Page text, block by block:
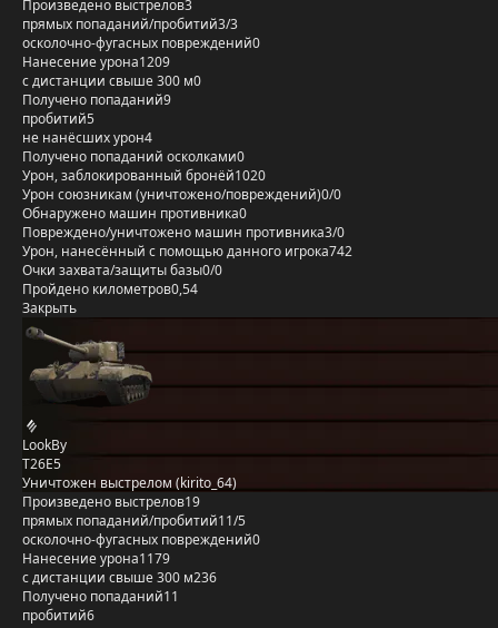
Произведено выстрелов3
прямых попаданий/пробитий3/3
осколочно-фугасных повреждений0
Нанесение урона1209
с дистанции свыше 300 м0
Получено попаданий9
пробитий5
не нанёсших урон4
Получено попаданий осколками0
Урон, заблокированный бронёй1020
Урон союзникам (уничтожено/повреждений)0/0
Обнаружено машин противника0
Повреждено/уничтожено машин противника3/0
Урон, нанесённый с помощью данного игрока742
Очки захвата/защиты базы0/0
Пройдено километров0,54
Закрыть
LookBy
T26E5
Уничтожен выстрелом (kirito_64)
Произведено выстрелов19
прямых попаданий/пробитий11/5
осколочно-фугасных повреждений0
Нанесение урона1179
с дистанции свыше 300 м236
Получено попаданий11
пробитий6